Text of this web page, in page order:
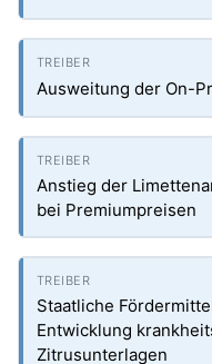
Ausweitung der On-
Anstieg der
bei Premiumpreisen
Staatliche
Entwicklung
Zitrusunterlagen